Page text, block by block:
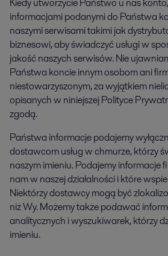
informacjami podanymi do Państwa
naszymi serwisami takimi jak
biznesowi, aby świadczyć usługi w
jakość naszych serwisów. Nie
Państwa koncie innym osobom ani
niestowarzyszonym, za wyjątkiem
opisanych w niniejszej Polityce
zgodą.
Państwa informacje podajemy
dostawcom usług w chmurze, którzy
naszym imieniu. Podajemy informacje
nam w naszej działalności i które
Niektórzy dostawcy mogą być
niż Wy. Możemy także podawać
analitycznych i wyszukiwarek, którzy
imieniu.